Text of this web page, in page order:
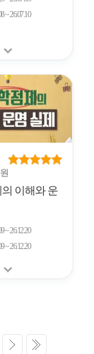
~ 26.07.10
이해와 운
~ 26.12.20
~ 26.12.20
다 마